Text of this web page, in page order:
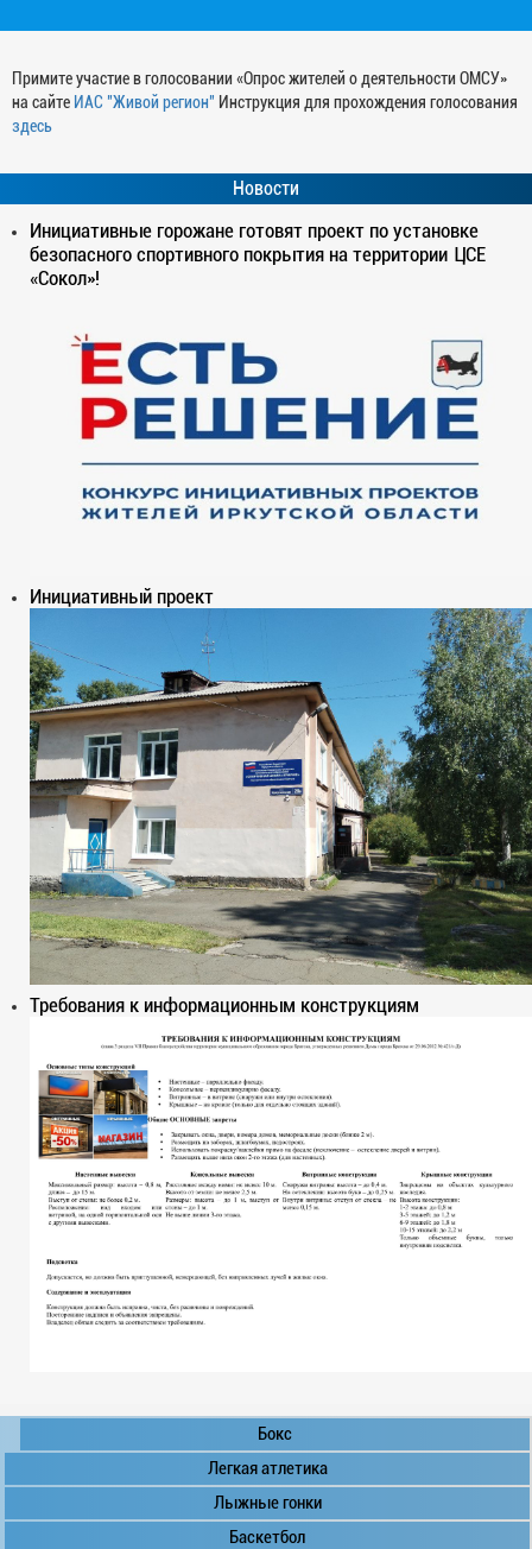
Примите участие в голосовании «Опрос жителей о деятельности ОМСУ»
на сайте ИАС "Живой регион" Инструкция для прохождения голосования
здесь
Новости
Инициативные горожане готовят проект по установке
безопасного спортивного покрытия на территории ЦСЕ
«Сокол»!
Инициативный проект
Требования к информационным конструкциям
Бокс
Легкая атлетика
Лыжные гонки
Баскетбол